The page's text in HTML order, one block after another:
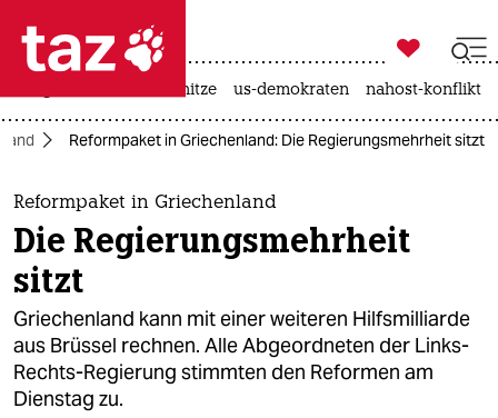
 taz zahl ich
taz zahl ich
themen
politik
öko
gesellschaft
kultur

taz zahl ich
hitze us-demokraten nahost-konflikt
Reformpaket in Griechenland: Die Regierungsmehrheit sitzt
Reformpaket in Griechenland
Die Regierungsmehrheit
sitzt
Griechenland kann mit einer weiteren Hilfsmilliarde
aus Brüssel rechnen. Alle Abgeordneten der Links-
Rechts-Regierung stimmten den Reformen am
Dienstag zu.